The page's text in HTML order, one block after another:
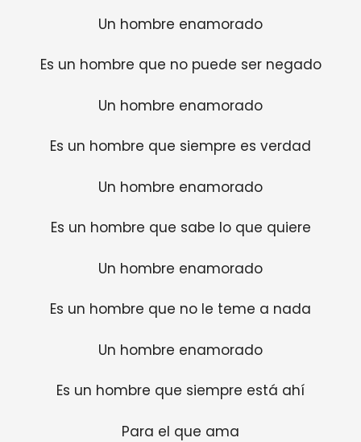
Un hombre enamorado
Es un hombre que no puede ser negado
Un hombre enamorado
Es un hombre que siempre es verdad
Un hombre enamorado
Es un hombre que sabe lo que quiere
Un hombre enamorado
Es un hombre que no le teme a nada
Un hombre enamorado
Es un hombre que siempre está ahí
Para el que ama